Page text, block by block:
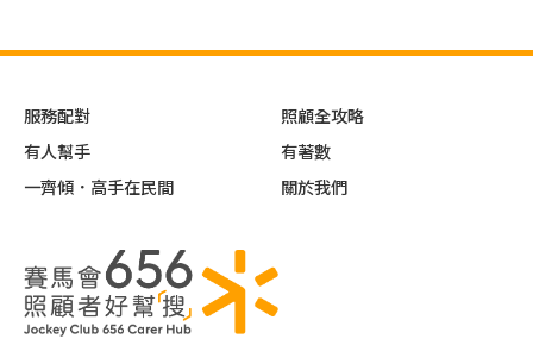
服務配對
有人幫手
一齊傾．高手在民間
照顧全攻略
有著數
關於我們